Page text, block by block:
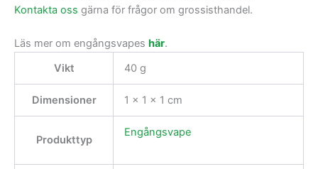
Kontakta oss gärna för frågor om grossisthandel.
Läs mer om engångsvapes här.
Vikt
40 g
Dimensioner 1 × 1 × 1 cm
Produkttyp
Engångsvape